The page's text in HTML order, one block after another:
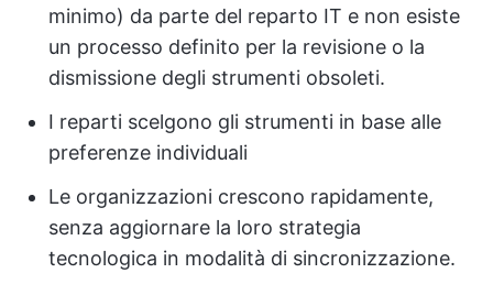
minimo) da parte del reparto IT e non esiste
un processo definito per la revisione o la
dismissione degli strumenti obsoleti.
I reparti scelgono gli strumenti in base alle
preferenze individuali
Le organizzazioni crescono rapidamente,
senza aggiornare la loro strategia
tecnologica in modalità di sincronizzazione.